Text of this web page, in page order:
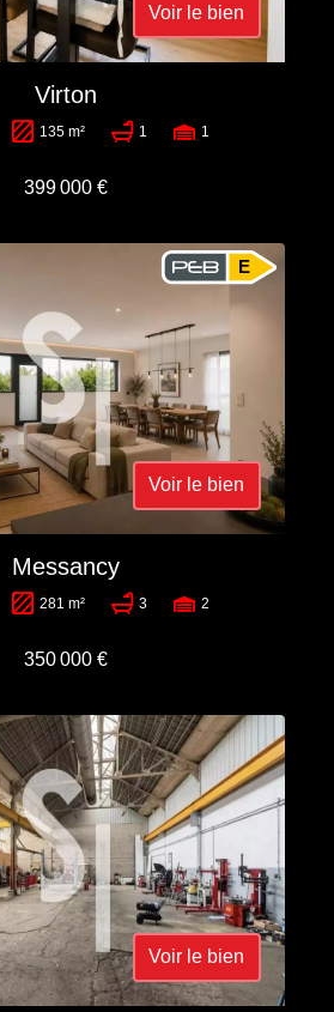
Voir le bien
Virton
135 m² 1 1
399 000 €
Voir le bien
E
Messancy
281 m² 3 2
350 000 €
Voir le bien